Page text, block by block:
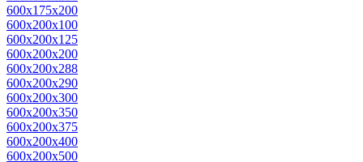
600x175x200
600x200x100
600x200x125
600x200x200
600x200x288
600x200x290
600x200x300
600x200x350
600x200x375
600x200x400
600x200x500